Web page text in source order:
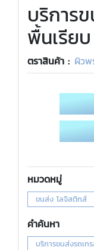
บริการ
พื้นเรียบ
ตราสินค้า : ผิว
หมวดหมู่
ขนส่ง โลจิสติกส์
คำค้นหา
บริการขนส่งรถเท